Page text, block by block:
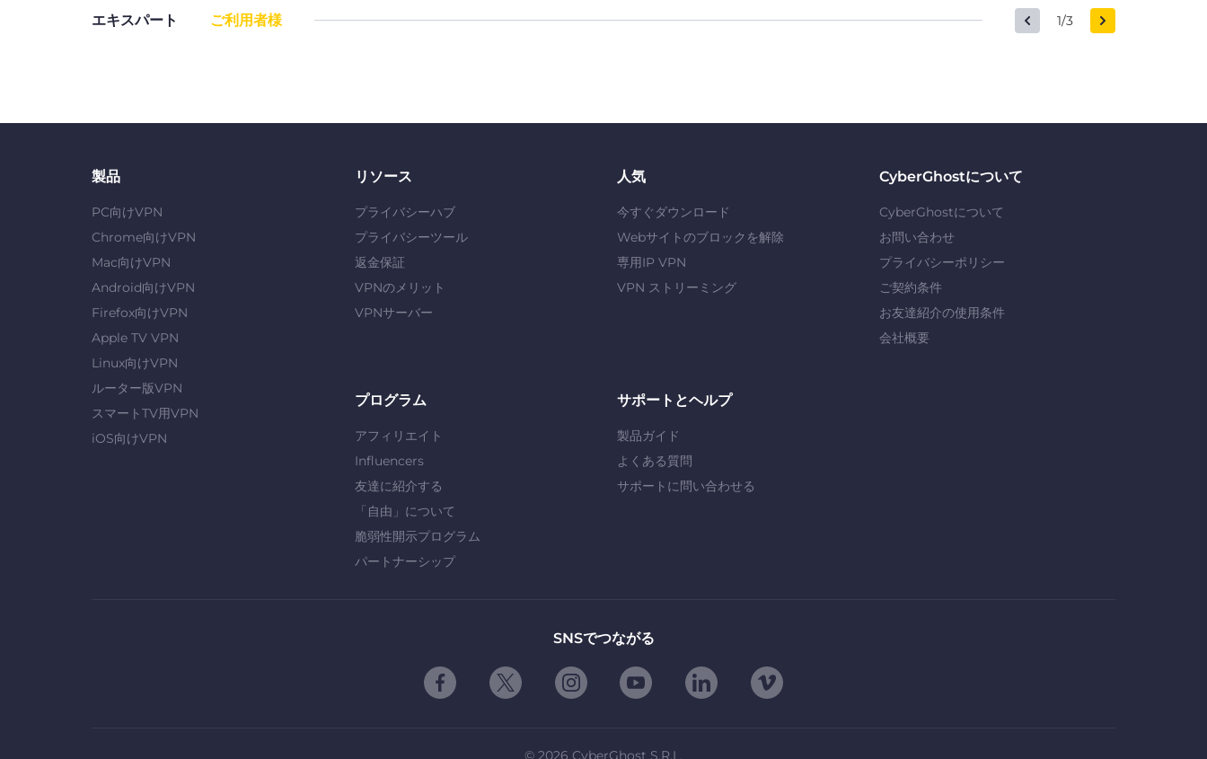
エキスパート ご利用者様 1/3
製品
PC向けVPN
Chrome向けVPN
Mac向けVPN
Android向けVPN
Firefox向けVPN
Apple TV VPN
Linux向けVPN
ルーター版VPN
スマートTV用VPN
iOS向けVPN
リソース
プライバシーハブ
プライバシーツール
返金保証
VPNのメリット
VPNサーバー
人気
今すぐダウンロード
Webサイトのブロックを解除
専用IP VPN
VPN ストリーミング
CyberGhostについて
CyberGhostについて
お問い合わせ
プライバシーポリシー
ご契約条件
お友達紹介の使用条件
会社概要
プログラム
アフィリエイト
Influencers
友達に紹介する
「自由」について
脆弱性開示プログラム
パートナーシップ
サポートとヘルプ
製品ガイド
よくある質問
サポートに問い合わせる
SNSでつながる
© 2026 CyberGhost S.R.L.